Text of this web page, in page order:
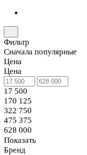
Фильтр
Сначала популярные
Цена
Цена
17 500
170 125
322 750
475 375
628 000
Показать
Бренд